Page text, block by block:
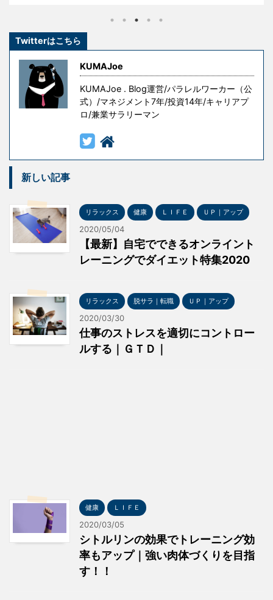
ットとして一部で有名なのです。 たまには、音楽でも
サウンドスピーカーを試してみたので、その ...
Twitterはこちら
KUMAJoe
KUMAJoe . Blog運営/パラレルワーカー（公
式）/マネジメント7年/投資14年/キャリアプ
ロ/兼業サラリーマン
新しい記事
リラックス 健康 ＬＩＦＥ ＵＰ｜アップ
2020/05/04
【最新】自宅でできるオンライント
レーニングでダイエット特集2020
リラックス 脱サラ｜転職 ＵＰ｜アップ
2020/03/30
仕事のストレスを適切にコントロー
ルする｜ＧＴＤ｜
健康 ＬＩＦＥ
2020/03/05
シトルリンの効果でトレーニング効
率もアップ｜強い肉体づくりを目指
す！！